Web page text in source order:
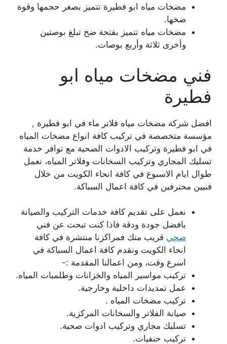
مضخات مياه ابو فطيرة تتميز بصغر حجمها وقوة
ضخها.
مضخات مياه تتميز بفتحة ضخ تبلغ بوصتين
وأخرى ثلاثة وأربع بوصات.
فني مضخات مياه ابو
فطيرة
افضل شركة مضخات مياه فلاتر ماء في ابو فطيرة ,
مؤسسة متخصصة في تركيب كافة انواع مضخات المياه
في ابو فطيرة وتركيب الادوات الصحية مع توافر خدمة
تسليك المجاري وتركيب السخانات وفلاتر المياه، نعمل
طوال ايام الاسبوع في كافة انحاء الكويت من خلال
فنيين محترفين في كافة اعمال السباكة.
نعمل على تقديم كافة خدمات التركيب والصيانة
بافضل جودة ودقة فاذا كنت تبحث عن فني
صحي قريب منك فمراكزنا منتشرة في كافة
انحاء الكويت ونقدم كافة اعمال السباكة في
اسرع وقت، ومن اعمالنا المقدمة :-
تركيب مواسير المياه والخزانات وطلمبات المياه.
عمل تمديدات داخلية وخارجية.
تركيب مضخات المياه .
صيانة الفلاتر والسخانات المركزية.
تسليك مجاري وتركيب ادوات صحية.
تركيب حنفيات.